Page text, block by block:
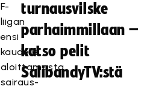
F-
liigan
ensi
kaudelle
aloittamasta
sairaus-
turnausvilske
parhaimmillaan –
katso pelit
SalibandyTV:stä